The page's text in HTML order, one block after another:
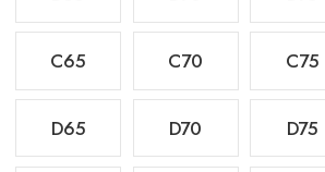
C65 C70 C75
D65 D70 D75